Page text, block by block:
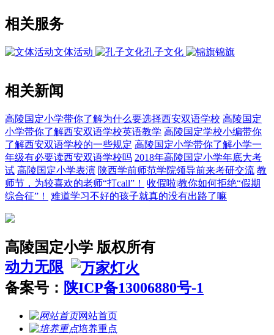
相关服务
文体活动 孔子文化 锦旗
相关新闻
高陵国定小学带你了解为什么要选择西安双语学校 高陵国定
小学带你了解西安双语学校英语教学 高陵国定学校小编带你
了解西安双语学校的一些规定 高陵国定小学带你了解小学一
年级有必要读西安双语学校吗 2018年高陵国定小学年底大考
试 高陵国定小学表演 陕西学前师范学院领导前来考研交流 教
师节，为较喜欢的老师“打call”！
收假啦|教你如何拒绝“假期
综合征”！
难道学习不好的孩子就真的没有出路了嘛
高陵国定小学 版权所有
动力无限
备案号： 陕ICP备13006880号-1
网站首页
培养重点